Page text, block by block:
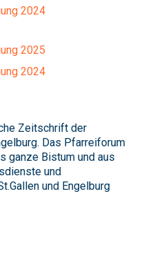
2024
2025
2024
Zeitschrift der
Das Pfarreiforum
ganze Bistum und aus
und
und Engelburg